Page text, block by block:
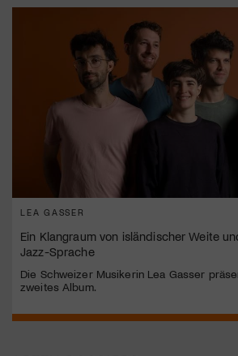
LEA GASSER
Ein Klangraum von isländischer Weite
Jazz-Sprache
Die Schweizer Musikerin Lea Gasser
zweites Album.